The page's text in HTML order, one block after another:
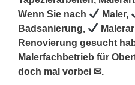
Wenn Sie nach
Maler,
Badsanierung,
Renovierung gesucht
Malerfachbetrieb für
doch mal vorbei ✉.